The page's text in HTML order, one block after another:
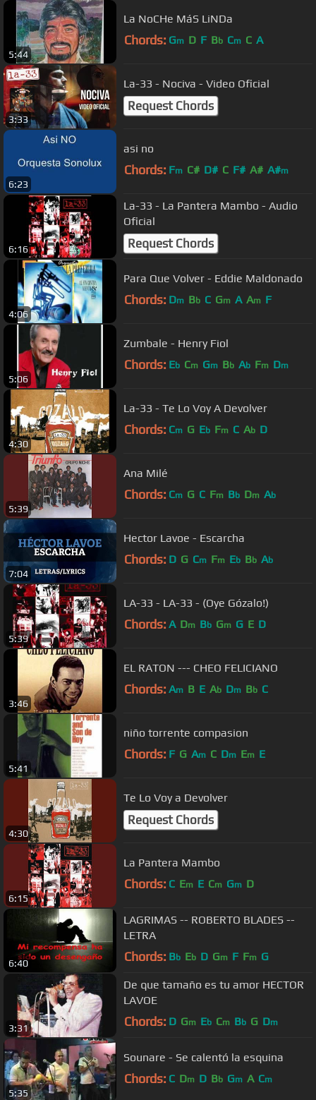
5:44
La NoCHe MáS LiNDa
Chords: Gm D F Bb Cm C A
3:33
La-33 - Nociva - Video Oficial
Request Chords
6:23
asi no
Chords: Fm C# D# C F# A# A#m
6:16
La-33 - La Pantera Mambo - Audio
Oficial
Request Chords
4:06
Para Que Volver - Eddie Maldonado
Chords: Dm Bb C Gm A Am F
5:06
Zumbale - Henry Fiol
Chords: Eb Cm Gm Bb Ab Fm Dm
4:30
La-33 - Te Lo Voy A Devolver
Chords: Cm G Eb Fm C Ab D
5:39
Ana Milé
Chords: Cm G C Fm Bb Dm Ab
7:04
Hector Lavoe - Escarcha
Chords: D G Cm Fm Eb Bb Ab
5:39
LA-33 - LA-33 - (Oye Gózalo!)
Chords: A Dm Bb Gm G E D
3:46
EL RATON --- CHEO FELICIANO
Chords: Am B E Ab Dm Bb C
5:41
niño torrente compasion
Chords: F G Am C Dm Em E
4:30
Te Lo Voy a Devolver
Request Chords
6:15
La Pantera Mambo
Chords: C Em E Cm Gm D
6:40
LAGRIMAS -- ROBERTO BLADES --
LETRA
Chords: Bb Eb D Gm F Fm G
3:31
De que tamaño es tu amor HECTOR
LAVOE
Chords: D Gm Eb Cm Bb G Dm
5:35
Sounare - Se calentó la esquina
Chords: C Dm D Bb Gm A Cm